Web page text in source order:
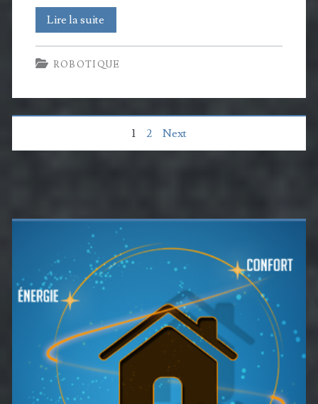
Lire la suite
Le
drone
se
voit
assistant
ROBOTIQUE
Pagination
1 2 Next
Barre
latérale
principale